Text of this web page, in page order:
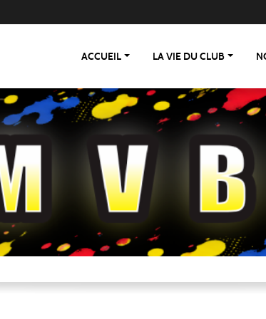
ACCUEIL LA VIE DU CLUB